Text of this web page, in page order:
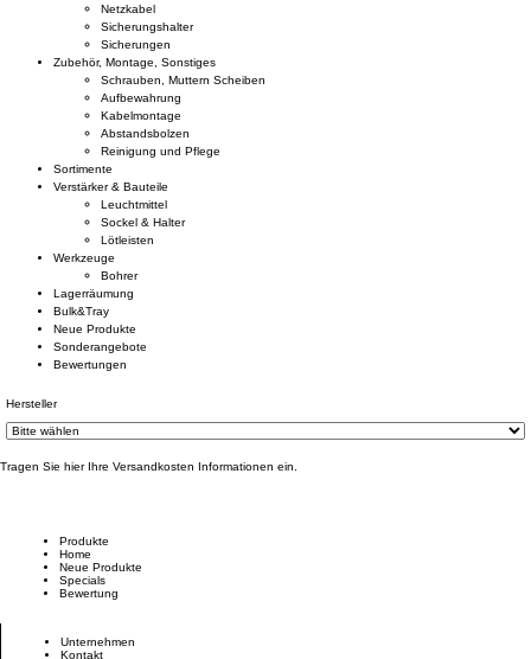
Netzkabel
Sicherungshalter
Sicherungen
Zubehör, Montage, Sonstiges
Schrauben, Muttern Scheiben
Aufbewahrung
Kabelmontage
Abstandsbolzen
Reinigung und Pflege
Sortimente
Verstärker & Bauteile
Leuchtmittel
Sockel & Halter
Lötleisten
Werkzeuge
Bohrer
Lagerräumung
Bulk&Tray
Neue Produkte
Sonderangebote
Bewertungen
Hersteller
Tragen Sie hier Ihre Versandkosten Informationen ein.
Produkte
Home
Neue Produkte
Specials
Bewertung
Unternehmen
Kontakt